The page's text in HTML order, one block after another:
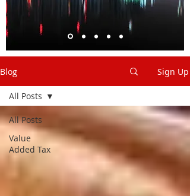
Blog Sign Up
All Posts
Value
Added Tax
All Posts